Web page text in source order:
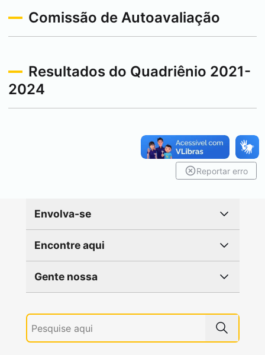
Comissão de Autoavaliação
Resultados do Quadriênio 2021-
2024
Reportar erro
Envolva-se
Encontre aqui
Gente nossa